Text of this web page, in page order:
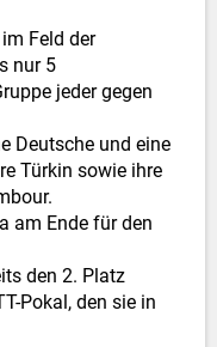
Feld der
nur 5
jeder gegen
Deutsche und eine
Türkin sowie ihre
am Ende für den
den 2. Platz
Pokal, den sie in